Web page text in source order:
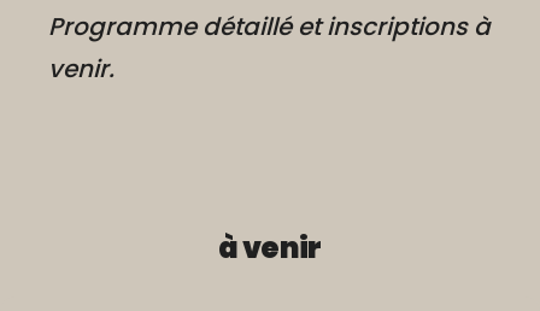
Programme détaillé et inscriptions à
venir.
à venir